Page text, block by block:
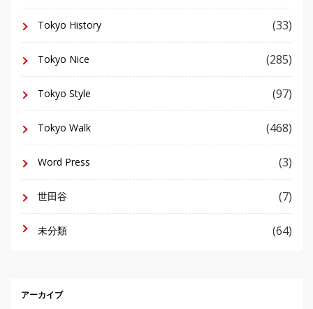
Tokyo History (33)
Tokyo Nice (285)
Tokyo Style (97)
Tokyo Walk (468)
Word Press (3)
世田谷 (7)
未分類 (64)
アーカイブ